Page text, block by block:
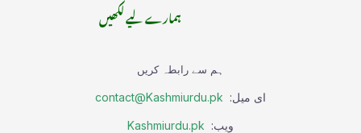
ہمارے لیے لکھیں
ہم سے رابطہ کریں
ای میل: contact@Kashmiurdu.pk
ویب: Kashmiurdu.pk